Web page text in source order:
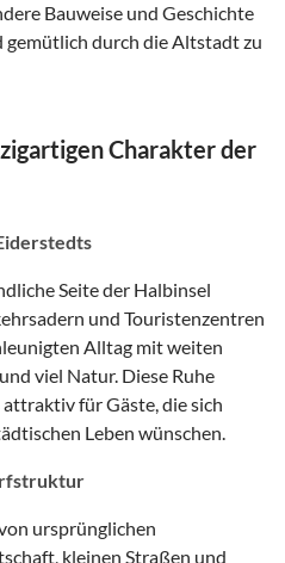
Bauweise und Geschichte
gemütlich durch die Altstadt zu
Charakter der
Seite der Halbinsel
und Touristenzentren
Alltag mit weiten
viel Natur. Diese Ruhe
für Gäste, die sich
Leben wünschen.
ursprünglichen
kleinen Straßen und